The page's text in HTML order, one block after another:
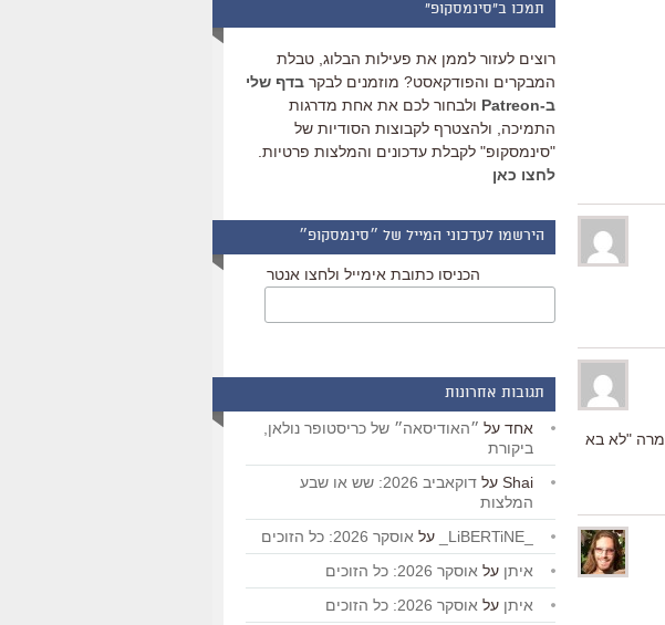
"לא בא
תמכו ב"סינמסקופ"
רוצים לעזור לממן את פעילות הבלוג, טבלת
המבקרים והפודקאסט? מוזמנים לבקר בדף שלי
ב-Patreon
ולבחור לכם את אחת מדרגות
התמיכה, ולהצטרף לקבוצות הסודיות של
"סינמסקופ" לקבלת עדכונים והמלצות פרטיות.
לחצו כאן
הירשמו לעדכוני המייל של ״סינמסקופ״
הכניסו כתובת אימייל ולחצו אנטר
תגובות אחרונות
אחד על ״האודיסאה״ של כריסטופר נולאן,
ביקורת
Shai על
דוקאביב 2026: שש או שבע
המלצות
על אוסקר 2026: כל הזוכים
איתן על אוסקר 2026: כל הזוכים
איתן על אוסקר 2026: כל הזוכים